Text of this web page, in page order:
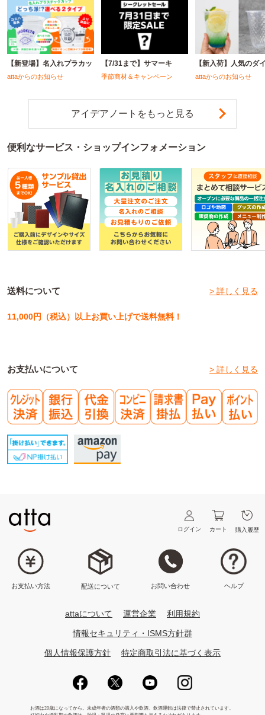
【新登場】名入れプラカッ
attaからのお知らせ
【7/31まで】サマーキ
季節商材＆キャンペーン
【新入荷】人気のダ
attaからのお知らせ
アイデアノートをもっと見る
便利なサービス・ショップインフォメーション
送料について > 詳しく見る
11,000円（税込）以上お買い上げで送料無料！
お支払いについて > 詳しく見る
ログイン カート 購入履歴
お支払い方法 配送について お問い合わせ ヘルプ
attaについて 運営企業 利用規約
情報セキュリティ・ISMS方針群
個人情報保護方針 特定商取引法に基づく表示